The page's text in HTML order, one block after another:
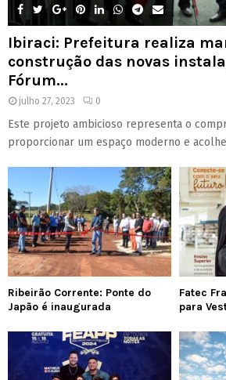
Ibiraci: Prefeitura realiza
construção das novas
Fórum...
julho 27, 2023 0
Este projeto ambicioso representa o
proporcionar um espaço moderno e
Ribeirão Corrente: Ponte do
Japão é inaugurada
Fatec
para